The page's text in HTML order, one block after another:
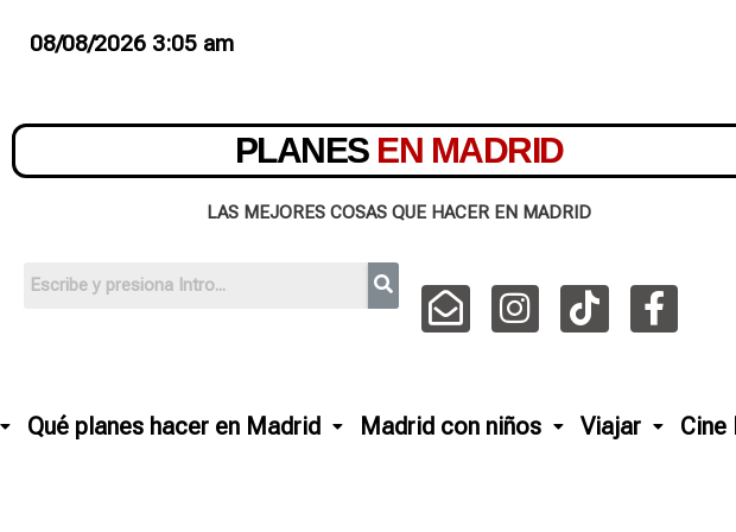
08/08/2026 3:05 am
PLANES EN MADRID
LAS MEJORES COSAS QUE HACER EN MADRID
Qué planes hacer en Madrid Madrid con niños Viajar Cine